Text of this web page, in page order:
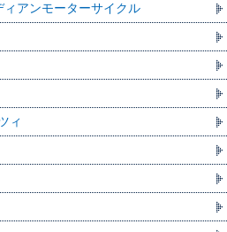
アンモーターサイクル
ィ